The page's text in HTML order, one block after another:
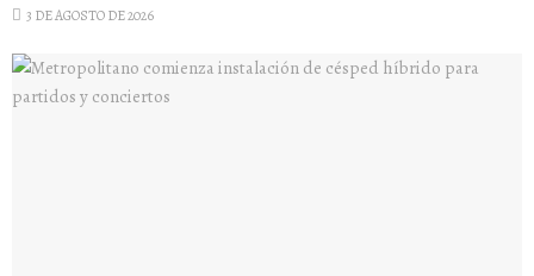
3 DE AGOSTO DE 2026